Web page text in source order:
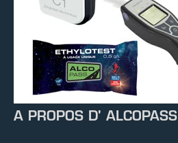
A PROPOS D' ALCOPASS